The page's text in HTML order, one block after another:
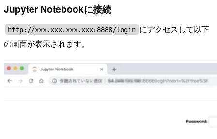
Jupyter Notebookに接続
http://xxx.xxx.xxx.xxx:8888/login にアクセスして以下
の画面が表示されます。